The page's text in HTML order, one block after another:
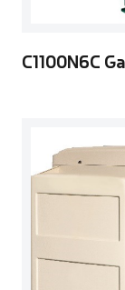
C1100N6C